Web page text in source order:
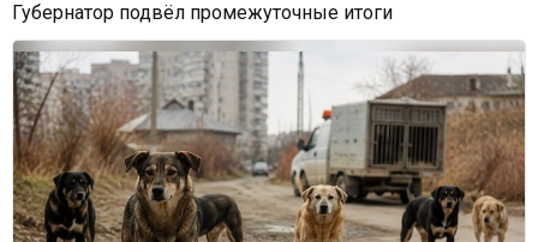
Губернатор подвёл промежуточные итоги